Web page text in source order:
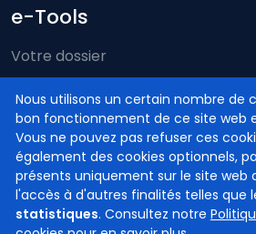
Nous utilisons un certain nombre de
bon fonctionnement de ce site web
Vous ne pouvez pas refuser ces
également des cookies optionnels,
présents uniquement sur le site web
l'accès à d'autres finalités telles que
statistiques. Consultez notre
e-Tools
Votre dossier
Just-on-web
e-Deposit
Compétence territoriale